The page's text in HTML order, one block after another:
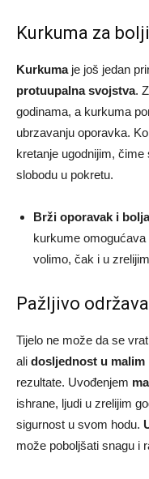
Kurkuma za
Kurkumaje još jedan
protuupalna svojstva.
godinama, a kurkuma
ubrzavanju oporavka.
kretanje ugodnijim,
slobodu u pokretu.
Brži oporavak i
kurkume
volimo, čak i u
Pažljivo
Tijelo ne može da se
ali dosljednost u malim
rezultate. Uvođenjem
ishrane, ljudi u zrelijim
sigurnost u svom hodu.
može poboljšati snagu i